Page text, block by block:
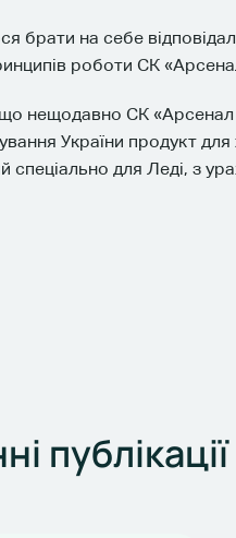
брати на себе
роботи СК
нещодавно СК «Арсенал
України продукт
спеціально для Леді, з
публікації